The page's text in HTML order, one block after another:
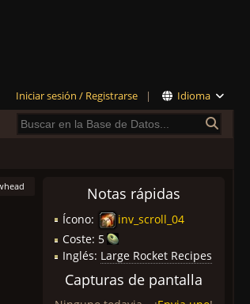
Iniciar sesión / Registrarse | Idioma
Notas rápidas
Ícono:
inv_scroll_04
Coste: 5
Inglés: Large Rocket Recipes
Capturas de pantalla